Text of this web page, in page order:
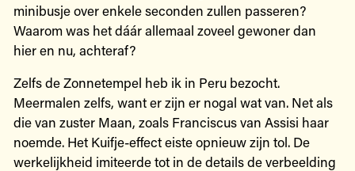
minibusje over enkele seconden zullen passeren?
Waarom was het dáár allemaal zoveel gewoner dan
hier en nu, achteraf?
Zelfs de Zonnetempel heb ik in Peru bezocht.
Meermalen zelfs, want er zijn er nogal wat van. Net als
die van zuster Maan, zoals Franciscus van Assisi haar
noemde. Het Kuifje-effect eiste opnieuw zijn tol. De
werkelijkheid imiteerde tot in de details de verbeelding